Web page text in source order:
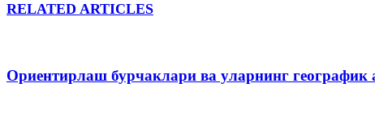
RELATED ARTICLES
Ориентирлаш бурчаклари ва уларнинг географик